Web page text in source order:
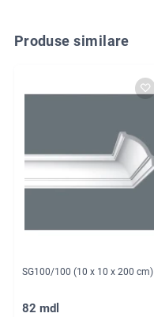
Produse similare
SG100/100 (10 x 10 x 200 cm)
82 mdl